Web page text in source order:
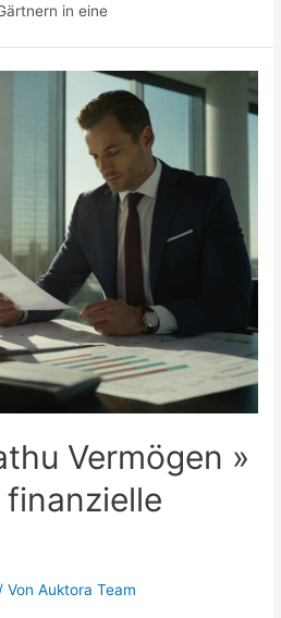
in eine
Vermögen »
/ VonAuktora Team